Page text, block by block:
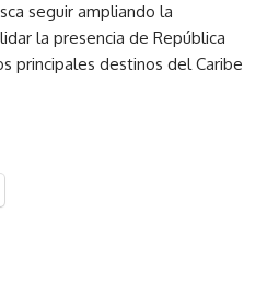
seguir ampliando la
la presencia de República
principales destinos del Caribe